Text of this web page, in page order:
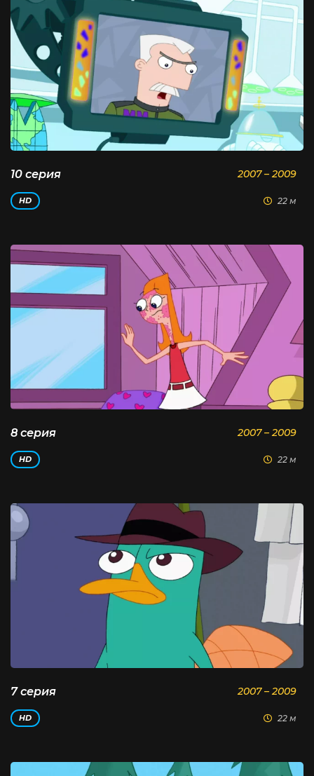
10 серия 2007 – 2009
HD 22 м
8 серия 2007 – 2009
HD 22 м
7 серия 2007 – 2009
HD 22 м